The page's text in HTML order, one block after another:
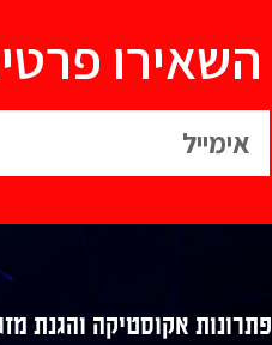
השאירו
פתרונות אקוסטיקה והגנת